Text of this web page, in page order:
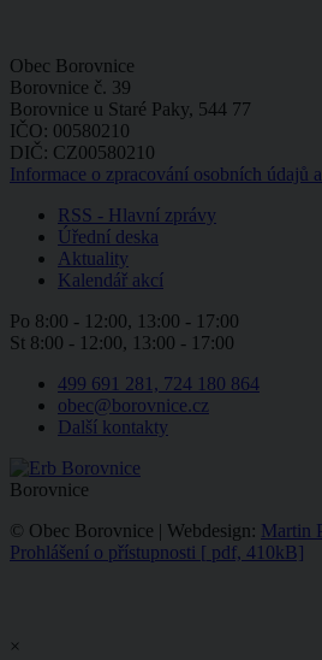
Obec Borovnice
Borovnice č. 39
Borovnice u Staré Paky, 544 77
IČO: 00580210
DIČ: CZ00580210
Informace o zpracování osobních údajů
RSS - Hlavní zprávy
Úřední deska
Aktuality
Kalendář akcí
Po 8:00 - 12:00, 13:00 - 17:00
St 8:00 - 12:00, 13:00 - 17:00
499 691 281, 724 180 864
obec@borovnice.cz
Další kontakty
Borovnice
© Obec Borovnice | Webdesign: Martin
Prohlášení o přístupnosti [ pdf, 410kB]
×